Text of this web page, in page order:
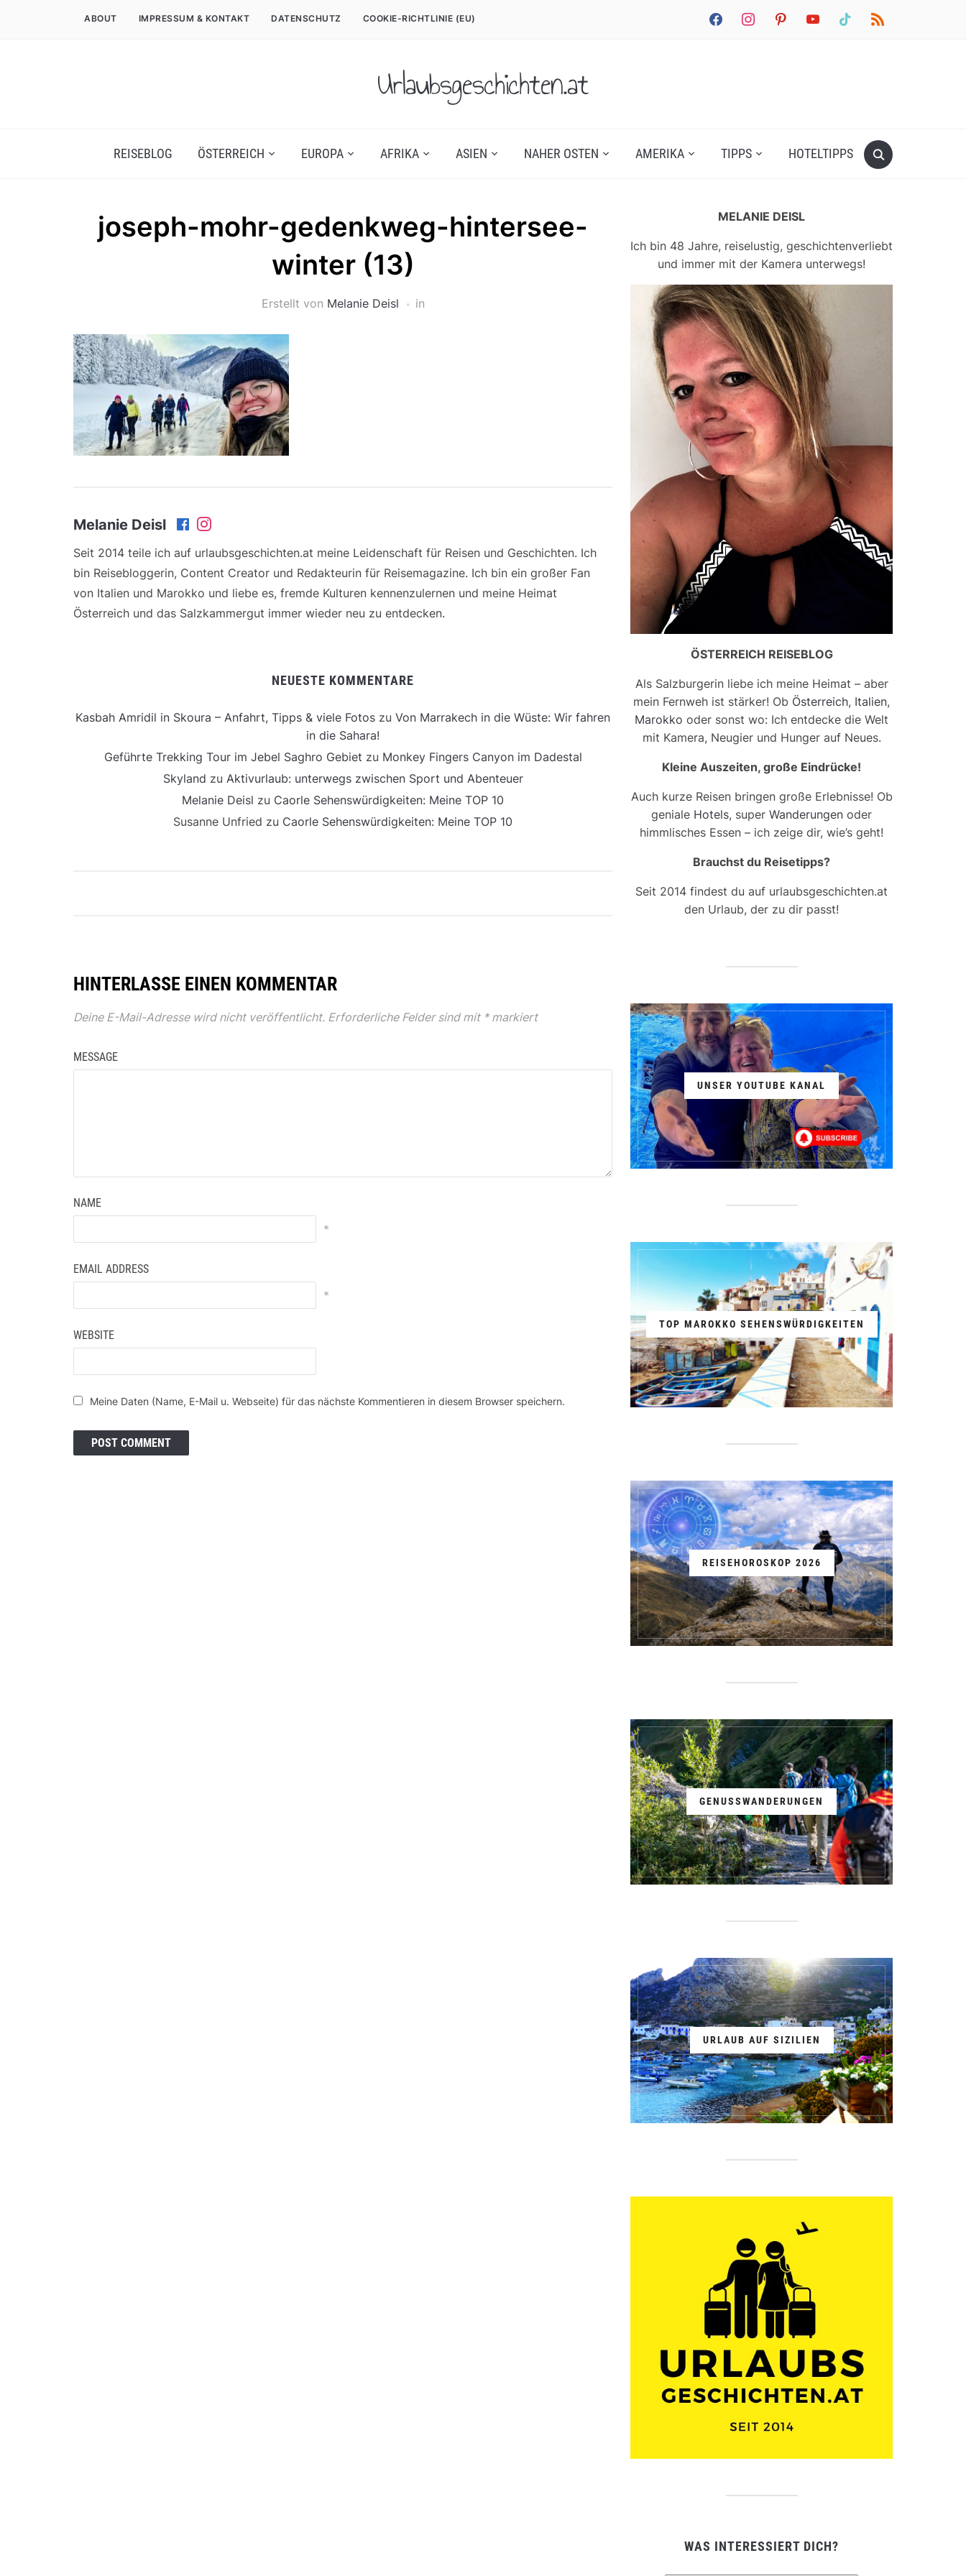
facebookinstagrampinterestyoutube tiktok rss
ABOUT IMPRESSUM & KONTAKT DATENSCHUTZ COOKIE-RICHTLINIE (EU)
Urlaubsgeschichten.at
REISEBLOG ÖSTERREICH EUROPA AFRIKA ASIEN NAHER OSTEN AMERIKA TIPPS HOTELTIPPS
joseph-mohr-gedenkweg-hintersee-
winter (13)
Erstellt von Melanie Deisl in
Melanie Deisl
Seit 2014 teile ich auf urlaubsgeschichten.at meine Leidenschaft für Reisen und Geschichten. Ich
bin Reisebloggerin, Content Creator und Redakteurin für Reisemagazine. Ich bin ein großer Fan
von Italien und Marokko und liebe es, fremde Kulturen kennenzulernen und meine Heimat
Österreich und das Salzkammergut immer wieder neu zu entdecken.
NEUESTE KOMMENTARE
Kasbah Amridil in Skoura – Anfahrt, Tipps & viele Fotos zu Von Marrakech in die Wüste: Wir fahren
in die Sahara!
Geführte Trekking Tour im Jebel Saghro Gebiet zu Monkey Fingers Canyon im Dadestal
Skyland zu Aktivurlaub: unterwegs zwischen Sport und Abenteuer
Melanie Deisl zu Caorle Sehenswürdigkeiten: Meine TOP 10
Susanne Unfried zu Caorle Sehenswürdigkeiten: Meine TOP 10
HINTERLASSE EINEN KOMMENTAR
Deine E-Mail-Adresse wird nicht veröffentlicht. Erforderliche Felder sind mit *markiert
MESSAGE
NAME
*
EMAIL ADDRESS
*
WEBSITE
Meine Daten (Name, E-Mail u. Webseite) für das nächste Kommentieren in diesem Browser speichern.
MELANIE DEISL
Ich bin 48 Jahre, reiselustig, geschichtenverliebt
und immer mit der Kamera unterwegs!
ÖSTERREICH REISEBLOG
Als Salzburgerin liebe ich meine Heimat – aber
mein Fernweh ist stärker! Ob Österreich, Italien,
Marokko oder sonst wo: Ich entdecke die Welt
mit Kamera, Neugier und Hunger auf Neues.
Kleine Auszeiten, große Eindrücke!
Auch kurze Reisen bringen große Erlebnisse! Ob
geniale Hotels, super Wanderungen oder
himmlisches Essen – ich zeige dir, wie’s geht!
Brauchst du Reisetipps?
Seit 2014 findest du auf urlaubsgeschichten.at
den Urlaub, der zu dir passt!
UNSER YOUTUBE KANAL
TOP MAROKKO SEHENSWÜRDIGKEITEN
REISEHOROSKOP 2026
GENUSSWANDERUNGEN
URLAUB AUF SIZILIEN
WAS INTERESSIERT DICH?